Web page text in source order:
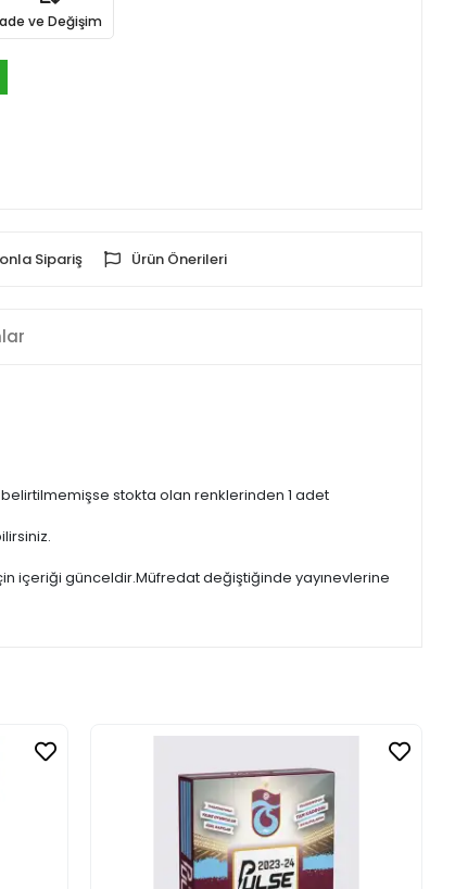
ve Değişim
Sipariş Ürün Önerileri
belirtilmemişse stokta olan renklerinden 1 adet
içeriği günceldir.Müfredat değiştiğinde yayınevlerine